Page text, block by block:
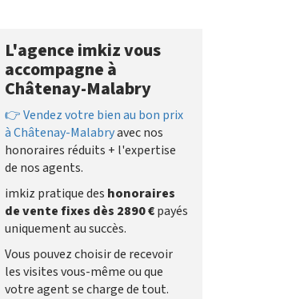
L'agence imkiz vous
accompagne à
Châtenay-Malabry
👉 Vendez votre bien au bon prix
à Châtenay-Malabryavec nos
honoraires réduits + l'expertise
de nos agents.
imkiz pratique des honoraires
de vente fixes dès 2890 €payés
uniquement au succès.
Vous pouvez choisir de recevoir
les visites vous-même ou que
votre agent se charge de tout.